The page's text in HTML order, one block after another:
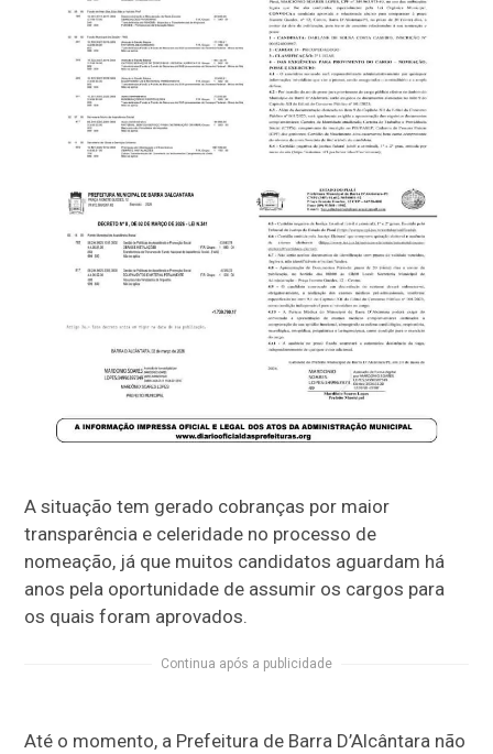
A situação tem gerado cobranças por maior
transparência e celeridade no processo de
nomeação, já que muitos candidatos aguardam há
anos pela oportunidade de assumir os cargos para
os quais foram aprovados.
Continua após a publicidade
Até o momento, a Prefeitura de Barra D’Alcântara não